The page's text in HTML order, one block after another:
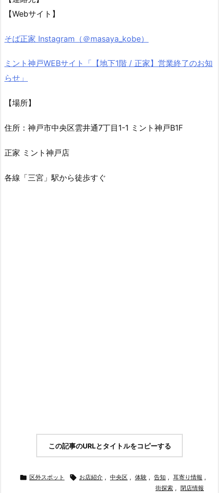
【Webサイト】
そば正家 Instagram（＠masaya_kobe）
ミント神戸WEBサイト「【地下1階 / 正家】営業終了のお知
らせ」
【場所】
住所：神戸市中央区雲井通7丁目1-1 ミント神戸B1F
正家 ミント神戸店
各線「三宮」駅から徒歩すぐ
この記事のURLとタイトルをコピーする
 区外スポット  お店紹介 , 中央区 , 体験 , 告知 , 耳寄り情報 ,
街探索 , 閉店情報